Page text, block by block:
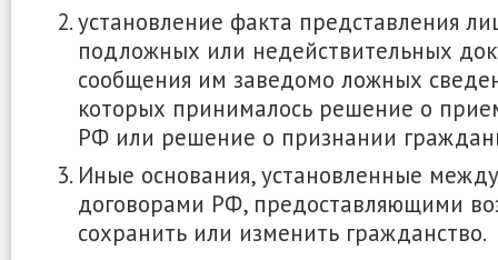
установление факта представления
подложных или недействительных
сообщения им заведомо ложных
которых принималось решение о
РФ или решение о признании
Иные основания, установленные
договорами РФ, предоставляющими
сохранить или изменить гражданство.